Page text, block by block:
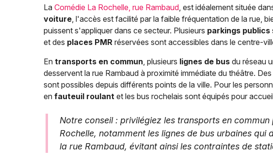
La Comédie La Rochelle, rue Rambaud, est idéalement située
voiture, l'accès est facilité par la faible fréquentation de la rue,
puissent s'appliquer dans ce secteur. Plusieurs parkings publics
et des places PMR réservées sont accessibles dans le centre-
En transports en commun, plusieurs lignes de bus du réseau
desservent la rue Rambaud à proximité immédiate du théâtre.
sont possibles depuis différents points de la ville. Pour les
en fauteuil roulant et les bus rochelais sont équipés pour
Notre conseil : privilégiez les transports en
Rochelle, notamment les lignes de bus urbaines qui
la rue Rambaud, évitant ainsi les contraintes de